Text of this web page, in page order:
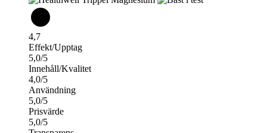
4,7
Effekt/Upptag
5,0/5
Innehåll/Kvalitet
4,0/5
Användning
5,0/5
Prisvärde
5,0/5